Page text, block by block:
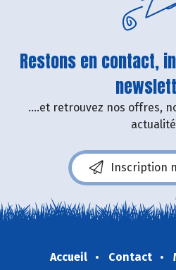
Restons en contact,
....et retrouvez nos offres,
Inscription
Accueil Contact